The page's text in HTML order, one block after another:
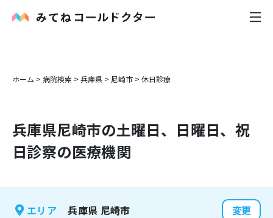
内科
花粉症
ホーム > 病院検索 > 兵庫県 > 尼崎市 > 休日診療
兵庫県尼崎市の土曜日、日曜日、祝
日診察の医療機関
エリア 兵庫県 尼崎市 変更